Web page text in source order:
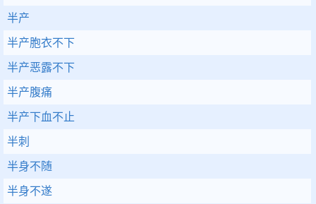
半产
半产胞衣不下
半产恶露不下
半产腹痛
半产下血不止
半刺
半身不随
半身不遂